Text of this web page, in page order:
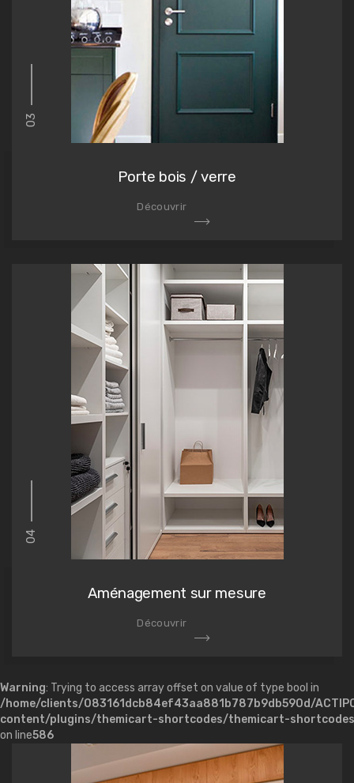
03
Porte bois / verre
Découvrir
04
Aménagement sur mesure
Découvrir
Warning: Trying to access array offset on value of type bool in
/home/clients/083161dcb84ef43aa881b787b9db590d/
content/plugins/themicart-shortcodes/themicart-
on line586